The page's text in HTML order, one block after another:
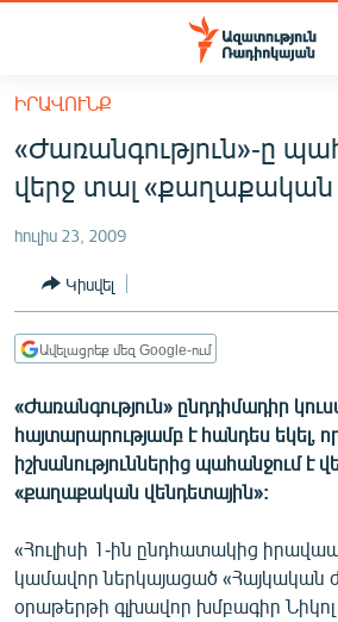
Մատչելիության
հիմնական
բովանդակությանը
Անցնել
հիմնական
մենյուին
ՔԱՂԱՔԱԿԱՆ
ԸՆՏՐՈՒԹՅՈՒՆՆԵՐ 2026
ԻՐԱՎՈՒՆՔ
ՀԱՍԱՐԱԿՈՒԹՅՈՒՆ
ՂԱՐԱԲԱՂ
ՊԱՏԵՐԱԶՄԻ 6 ՇԱԲԱԹՆԵՐԸ
ՏԱՐԱԾԱՇՐՋԱՆ
ՄԻՋԱԶԳԱՅԻՆ
ՄՇԱԿՈՒՅԹ
ԻՐԱՎՈՒՆՔ
«Ժառանգություն»-ը
վերջ տալ «քաղաքական
հուլիս 23, 2009
Կիսվել
Ավելացրեք մեզ Google-ում
«Ժառանգություն» ընդդիմադիր
հայտարարությամբ է հանդես եկել,
իշխանություններից պահանջում է
«քաղաքական վենդետային»:
«Հուլիսի 1-ին ընդհատակից
կամավոր ներկայացած «Հայկական
օրաթերթի գլխավոր խմբագիր Նիկոլ